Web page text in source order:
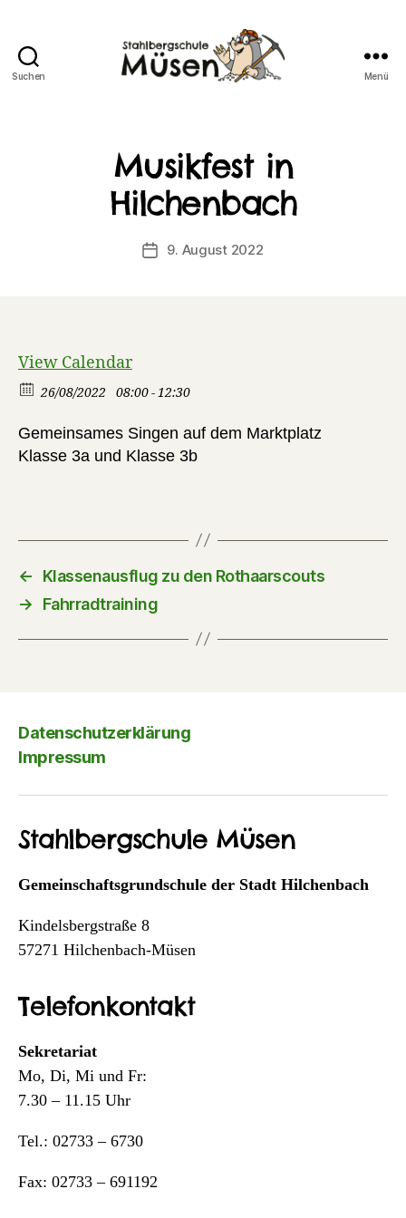
Suchen Menü
Musikfest in
Hilchenbach
Veröffentlichungsdatum
9. August 2022
View Calendar
26/08/2022 08:00 - 12:30
Gemeinsames Singen auf dem Marktplatz
Klasse 3a und Klasse 3b
←
Klassenausflug zu den Rothaarscouts
→
Fahrradtraining
Datenschutzerklärung
Impressum
Stahlbergschule Müsen
Gemeinschaftsgrundschule der Stadt Hilchenbach
Kindelsbergstraße 8
57271 Hilchenbach-Müsen
Telefonkontakt
Sekretariat
Mo, Di, Mi und Fr:
7.30 – 11.15 Uhr
Tel.: 02733 – 6730
Fax: 02733 – 691192